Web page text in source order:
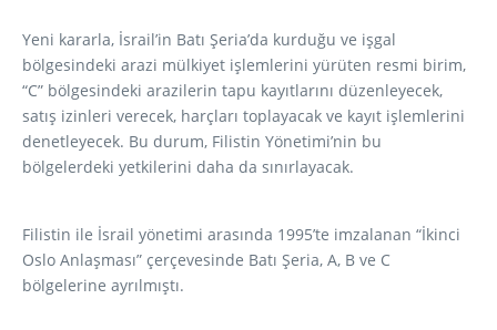
Yeni kararla, İsrail’in Batı Şeria’da kurduğu ve işgal
bölgesindeki arazi mülkiyet işlemlerini yürüten resmi birim,
“C” bölgesindeki arazilerin tapu kayıtlarını düzenleyecek,
satış izinleri verecek, harçları toplayacak ve kayıt işlemlerini
denetleyecek. Bu durum, Filistin Yönetimi’nin bu
bölgelerdeki yetkilerini daha da sınırlayacak.
Filistin ile İsrail yönetimi arasında 1995’te imzalanan “İkinci
Oslo Anlaşması” çerçevesinde Batı Şeria, A, B ve C
bölgelerine ayrılmıştı.